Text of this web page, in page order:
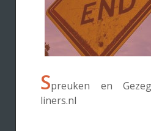
Spreuken en
liners.nl